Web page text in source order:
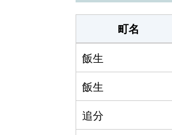
町名
飯生
飯生
追分